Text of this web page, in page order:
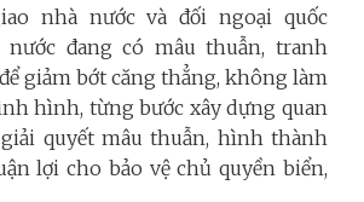
nhà nước và đối ngoại quốc
nước đang có mâu thuẫn, tranh
giảm bớt căng thẳng, không làm
hình, từng bước xây dựng quan
quyết mâu thuẫn, hình thành
lợi cho bảo vệ chủ quyền biển,